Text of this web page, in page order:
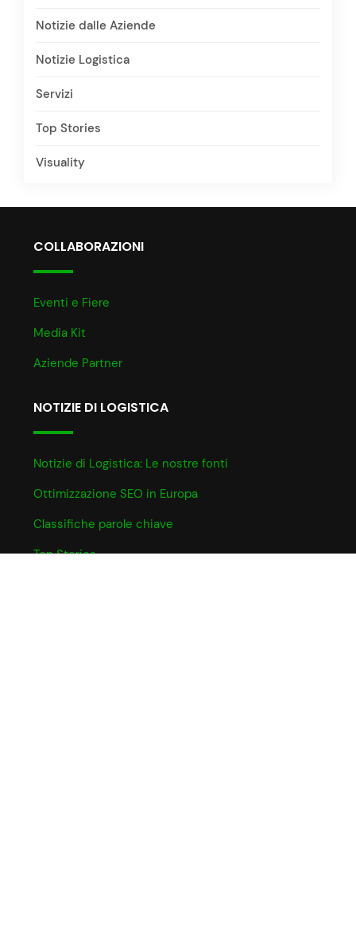
Notizie dalle Aziende
Notizie Logistica
Servizi
Top Stories
Visuality
COLLABORAZIONI
Eventi e Fiere
Media Kit
Aziende Partner
NOTIZIE DI LOGISTICA
Notizie di Logistica: Le nostre fonti
Ottimizzazione SEO in Europa
Classifiche parole chiave
Top Stories